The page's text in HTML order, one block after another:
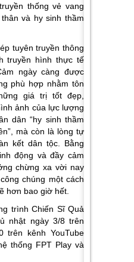
thống vẻ vang
và hy sinh thầm
tuyên truyền thông
truyền hình thực tế
ngày càng được
phù hợp nhằm tôn
giá trị tốt đẹp,
ảnh của lực lượng
dân “hy sinh thầm
mà còn là lòng tự
kết dân tộc. Bằng
động và đầy cảm
chừng xa vời nay
chúng một cách
hơn bao giờ hết.
trình Chiến Sĩ Quả
nhật ngày 3/8 trên
trên kênh YouTube
thống FPT Play và